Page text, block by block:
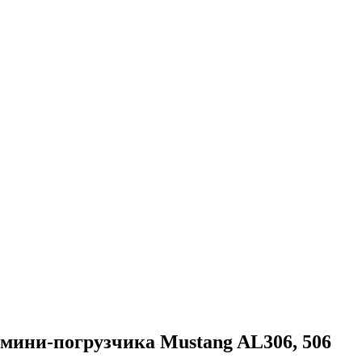
погрузчика Mustang AL306, 506